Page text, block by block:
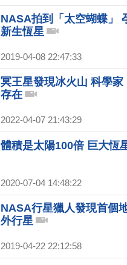
NASA拍到「太空蝴蝶」
新生恆星
2019-04-08 22:47:33
冥王星發現冰火山 科學家
存在
2022-04-07 21:43:29
體積是太陽100倍 巨大恆
2020-07-04 14:48:22
NASA行星獵人發現首個
外行星
2019-04-22 22:12:58